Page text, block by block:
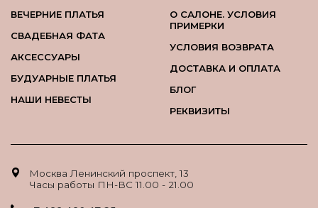
ВЕЧЕРНИЕ ПЛАТЬЯ
СВАДЕБНАЯ ФАТА
АКСЕССУАРЫ
БУДУАРНЫЕ ПЛАТЬЯ
НАШИ НЕВЕСТЫ
О САЛОНЕ. УСЛОВИЯ
ПРИМЕРКИ
УСЛОВИЯ ВОЗВРАТА
ДОСТАВКА И ОПЛАТА
БЛОГ
РЕКВИЗИТЫ
Москва Ленинский проспект, 13
Часы работы ПН-ВС 11.00 - 21.00